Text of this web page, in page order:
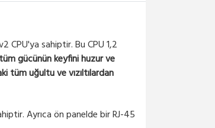
CPU'ya sahiptir. Bu CPU 1,2
gücünün keyfini huzur ve
tüm uğultu ve vızıltılardan
Ayrıca ön panelde bir RJ-45